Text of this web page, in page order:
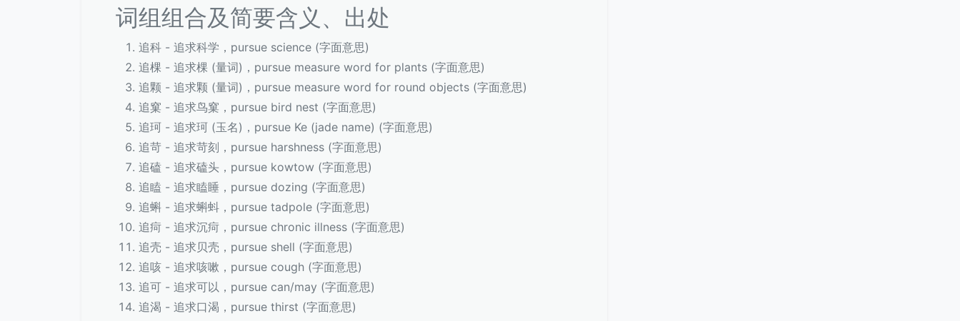
词组组合及简要含义、出处
追科 - 追求科学，pursue science (字面意思)
追棵 - 追求棵 (量词)，pursue measure word for plants (字面意思)
追颗 - 追求颗 (量词)，pursue measure word for round objects (字面意思)
追窠 - 追求鸟窠，pursue bird nest (字面意思)
追珂 - 追求珂 (玉名)，pursue Ke (jade name) (字面意思)
追苛 - 追求苛刻，pursue harshness (字面意思)
追磕 - 追求磕头，pursue kowtow (字面意思)
追瞌 - 追求瞌睡，pursue dozing (字面意思)
追蝌 - 追求蝌蚪，pursue tadpole (字面意思)
追疴 - 追求沉疴，pursue chronic illness (字面意思)
追壳 - 追求贝壳，pursue shell (字面意思)
追咳 - 追求咳嗽，pursue cough (字面意思)
追可 - 追求可以，pursue can/may (字面意思)
追渴 - 追求口渴，pursue thirst (字面意思)